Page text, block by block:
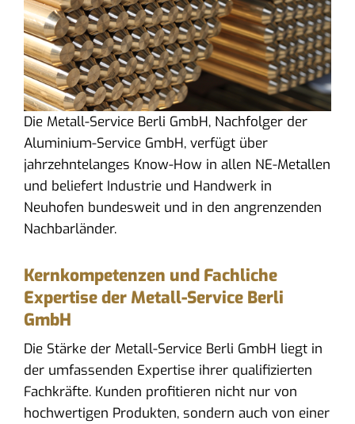
Die Metall-Service Berli GmbH, Nachfolger der
Aluminium-Service GmbH, verfügt über
jahrzehntelanges Know-How in allen NE-Metallen
und beliefert Industrie und Handwerk in
Neuhofen bundesweit und in den angrenzenden
Nachbarländer.
Kernkompetenzen und Fachliche
Expertise der Metall-Service Berli
GmbH
Die Stärke der Metall-Service Berli GmbH liegt in
der umfassenden Expertise ihrer qualifizierten
Fachkräfte. Kunden profitieren nicht nur von
hochwertigen Produkten, sondern auch von einer